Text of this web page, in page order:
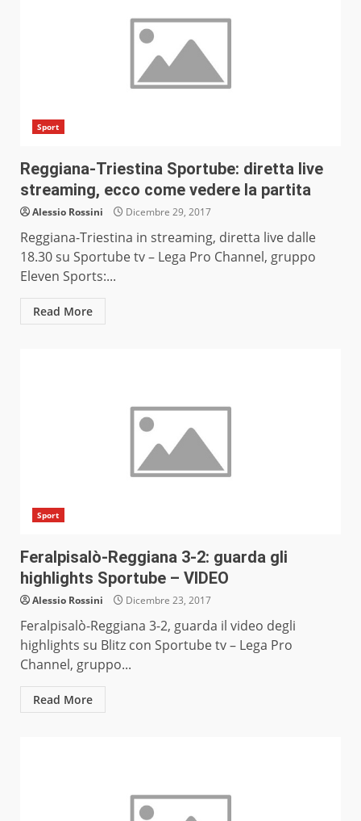
Sport
Reggiana-Triestina Sportube: diretta live
streaming, ecco come vedere la partita
Alessio Rossini Dicembre 29, 2017
Reggiana-Triestina in streaming, diretta live dalle
18.30 su Sportube tv – Lega Pro Channel, gruppo
Eleven Sports:...
Read More
Sport
Feralpisalò-Reggiana 3-2: guarda gli
highlights Sportube – VIDEO
Alessio Rossini Dicembre 23, 2017
Feralpisalò-Reggiana 3-2, guarda il video degli
highlights su Blitz con Sportube tv – Lega Pro
Channel, gruppo...
Read More